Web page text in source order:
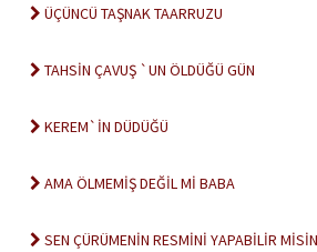
ÜÇÜNCÜ TAŞNAK TAARRUZU
TAHSİN ÇAVUŞ `UN ÖLDÜĞÜ GÜN
KEREM`İN DÜDÜĞÜ
AMA ÖLMEMİŞ DEĞİL Mİ BABA
SEN ÇÜRÜMENİN RESMİNİ YAPABİLİR